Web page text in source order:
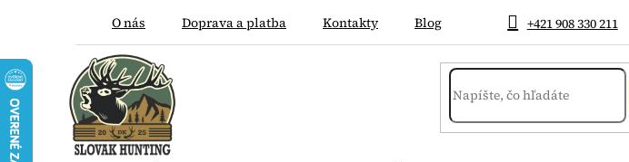
+421 908 330 211
O nás Doprava a platba Kontakty Blog